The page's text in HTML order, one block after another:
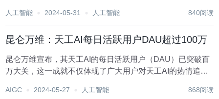
亿的AI新功能使用次数。 AI能用它帮大忙的场景，遍布学习
人工智能 2024-05-31 人工智能 840阅读
昆仑万维：天工AI每日活跃用户DAU超过100万
昆仑万维宣布，其天工AI的每日活跃用户（DAU）已突破百
万大关，这一成就不仅体现了广大用户对天工AI的热情追
场的广泛认可。 自天工AI大模型推出以来，昆仑万维始终坚
AIGC 2024-05-27 人工智能 868阅读